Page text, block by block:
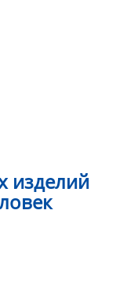
изделий